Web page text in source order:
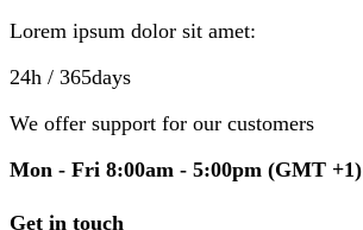
Lorem ipsum dolor sit amet:
24h / 365days
We offer support for our customers
Mon - Fri 8:00am - 5:00pm (GMT +1)
Get in touch